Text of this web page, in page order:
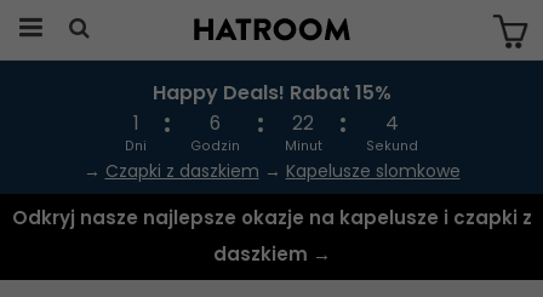
Produkten har blivit tillagd i varukorgen
Happy Deals! Rabat 15%
1
Dni
6
Godzin
22
Minut
4
Sekund
→ Czapki z daszkiem → Kapelusze slomkowe
Odkryj nasze najlepsze okazje na kapelusze i czapki z
daszkiem →